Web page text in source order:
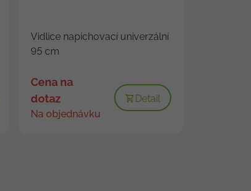
Vidlice napichovací univerzální
95 cm
Cena na
dotaz
Na objednávku
Detail